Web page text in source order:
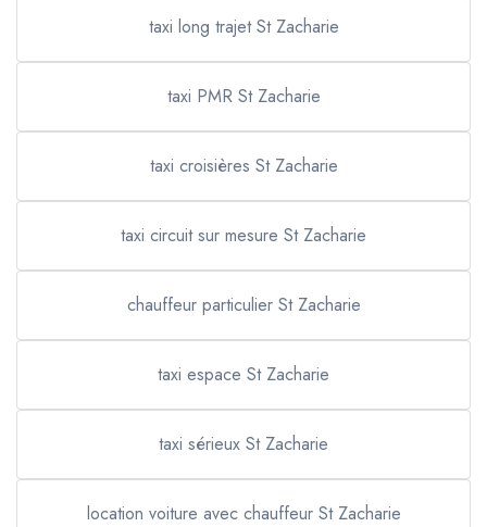
taxi long trajet St Zacharie
taxi PMR St Zacharie
taxi croisières St Zacharie
taxi circuit sur mesure St Zacharie
chauffeur particulier St Zacharie
taxi espace St Zacharie
taxi sérieux St Zacharie
location voiture avec chauffeur St Zacharie